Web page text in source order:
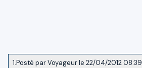
1.Posté parVoyageurle 22/04/2012 08:39